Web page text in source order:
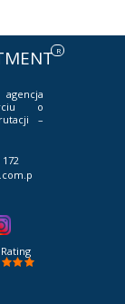
R
agencja
o
–
172